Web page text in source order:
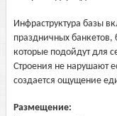
Инфраструктура базы
праздничных
которые подойдут для
Строения не нарушают
создается ощущение
Размещение: